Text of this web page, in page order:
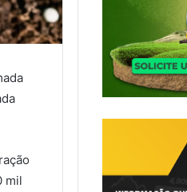
mil